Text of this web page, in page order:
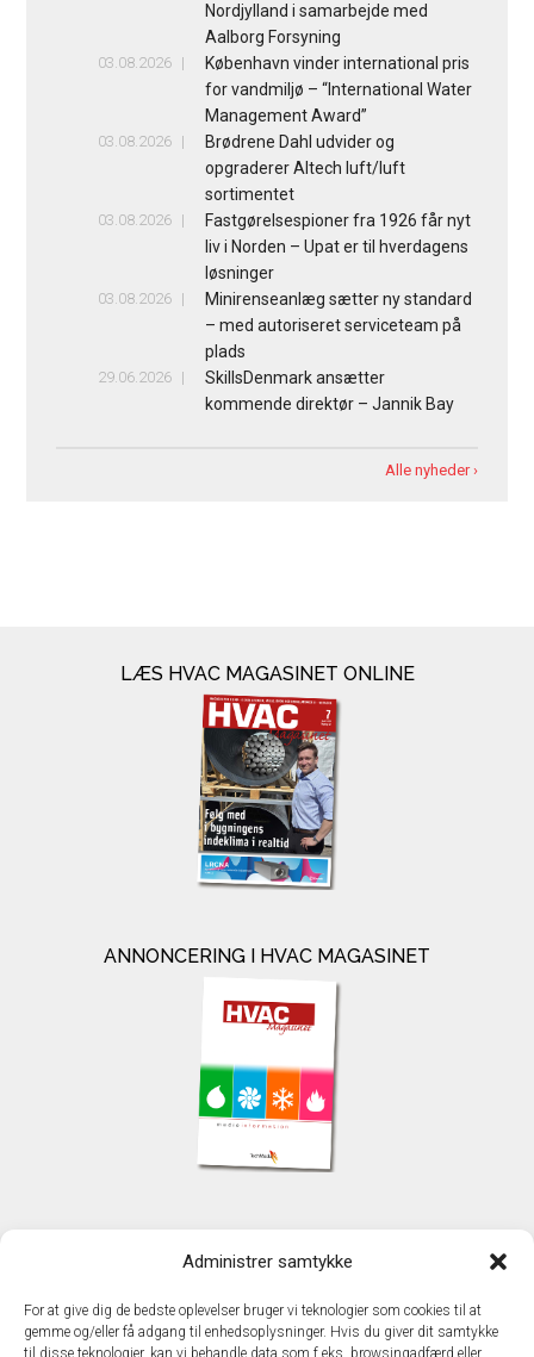
Administrer samtykke
For at give dig de bedste oplevelser bruger vi teknologier som cookies til at
gemme og/eller få adgang til enhedsoplysninger. Hvis du giver dit samtykke
til disse teknologier, kan vi behandle data som f.eks. browsingadfærd eller
Nordjylland i samarbejde med
Aalborg Forsyning
03.08.2026
København vinder international pris
for vandmiljø – “International Water
Management Award”
03.08.2026
Brødrene Dahl udvider og
opgraderer Altech luft/luft
sortimentet
03.08.2026
Fastgørelsespioner fra 1926 får nyt
liv i Norden – Upat er til hverdagens
løsninger
03.08.2026
Minirenseanlæg sætter ny standard
– med autoriseret serviceteam på
plads
29.06.2026
SkillsDenmark ansætter
kommende direktør – Jannik Bay
Alle nyheder ›
LÆS HVAC MAGASINET ONLINE
ANNONCERING I HVAC MAGASINET
TechMedia A/S
DK - 2600 Glostrup
www.techmedia.dk